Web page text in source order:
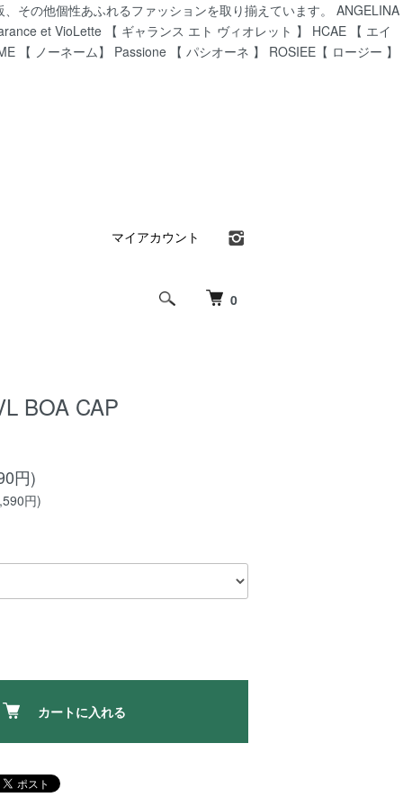
その他個性あふれるファッションを取り揃えています。 ANGELINA
et VioLette 【 ギャランス エト ヴィオレット 】 HCAE 【 エイ
【 ノーネーム】 Passione 【 パシオーネ 】 ROSIEE【 ロージー 】
0
マイアカウント
BOA CAP
円)
円)
カートに入れる